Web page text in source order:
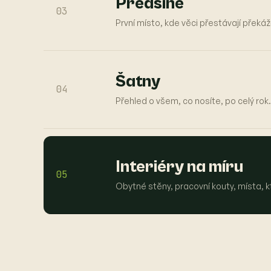
03
První místo, kde věci přestávají
04 Šatny
Přehled o všem, co nosíte, po celý rok.
05 Interiéry na míru
Obytné stěny, pracovní kouty, místa,